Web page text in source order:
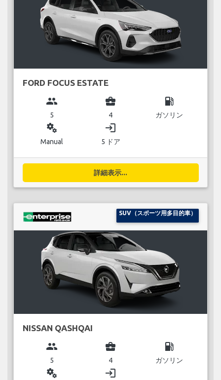
FORD FOCUS ESTATE
group
5
business_center
4
local_gas_station
ガソリン
miscellaneous_services
Manual
login
5 ドア
詳細表示...
SUV（スポーツ用多目的車）
NISSAN QASHQAI
group
5
business_center
4
local_gas_station
ガソリン
miscellaneous_services login